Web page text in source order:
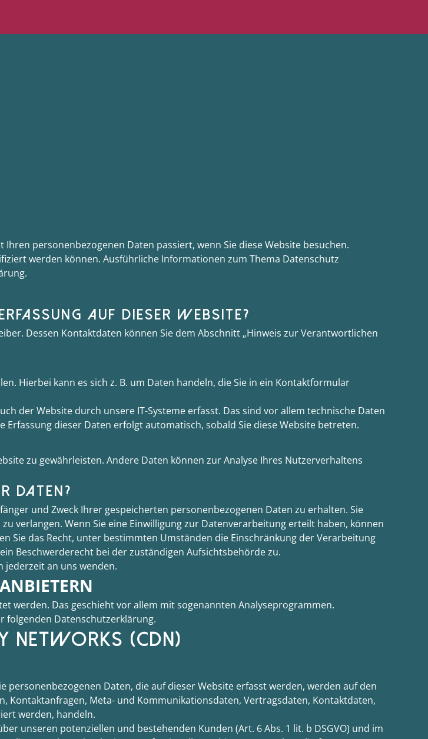
personenbezogenen Daten passiert, wenn Sie diese Website besuchen.
werden können. Ausführliche Informationen zum Thema Datenschutz
AUF DIESER WEBSITE?
Dessen Kontaktdaten können Sie dem Abschnitt „Hinweis zur Verantwortlichen
Hierbei kann es sich z. B. um Daten handeln, die Sie in ein Kontaktformular
der Website durch unsere IT-Systeme erfasst. Das sind vor allem technische Daten
dieser Daten erfolgt automatisch, sobald Sie diese Website betreten.
zu gewährleisten. Andere Daten können zur Analyse Ihres Nutzerverhaltens
DATEN?
und Zweck Ihrer gespeicherten personenbezogenen Daten zu erhalten. Sie
verlangen. Wenn Sie eine Einwilligung zur Datenverarbeitung erteilt haben, können
Sie das Recht, unter bestimmten Umständen die Einschränkung der Verarbeitung
Beschwerderecht bei der zuständigen Aufsichtsbehörde zu.
jederzeit an uns wenden.
werden. Das geschieht vor allem mit sogenannten Analyseprogrammen.
folgenden Datenschutzerklärung.
NETWORKS (CDN)
Daten, die auf dieser Website erfasst werden, werden auf den
Kontaktanfragen, Meta- und Kommunikationsdaten, Vertragsdaten, Kontaktdaten,
werden, handeln.
unseren potenziellen und bestehenden Kunden (Art. 6 Abs. 1 lit. b DSGVO) und im